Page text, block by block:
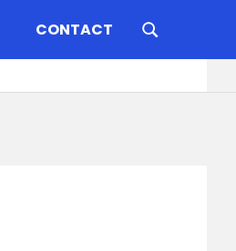
CONTACT